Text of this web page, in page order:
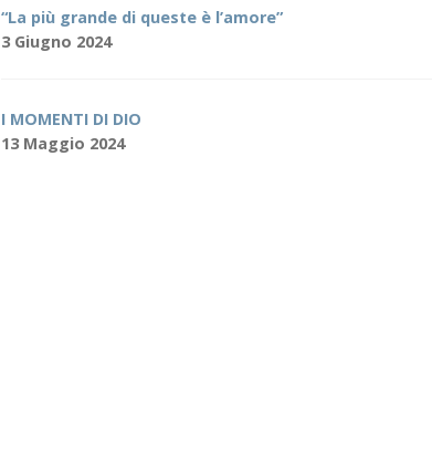
“La più grande di queste è l’amore”
3 Giugno 2024
I MOMENTI DI DIO
13 Maggio 2024